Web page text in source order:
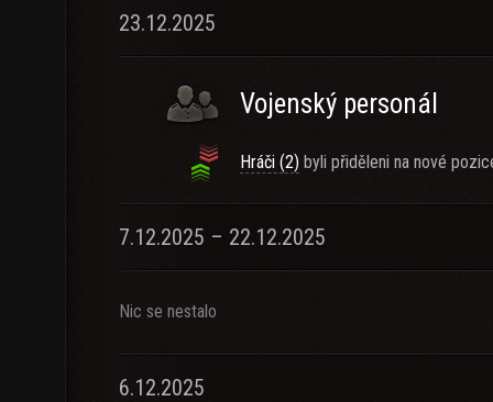
23.12.2025
Vojenský personál
Hráči (2) byli přiděleni na nové
7.12.2025 – 22.12.2025
Nic se nestalo
6.12.2025